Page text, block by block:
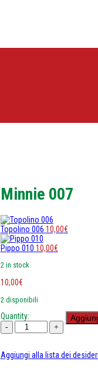
Minnie 007
Topolino 006 10,00€
Pippo 010 10,00€
2 in stock
10,00€
2 disponibili
Quantity:
Aggiungi alla lista dei desideri